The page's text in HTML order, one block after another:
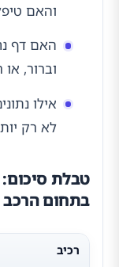
והאם
האם דף
וברור,
אילו
לא רק
טבלת
בתחום הרכב
רכיב